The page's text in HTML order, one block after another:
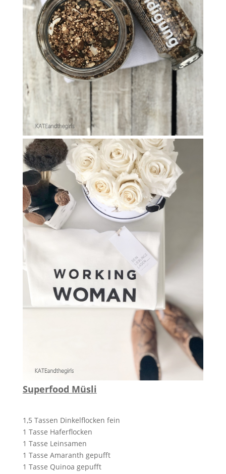
Superfood Müsli
1,5 Tassen Dinkelflocken fein
1 Tasse Haferflocken
1 Tasse Leinsamen
1 Tasse Amaranth gepufft
1 Tasse Quinoa gepufft